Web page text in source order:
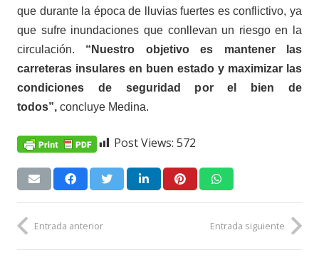
que durante la época de lluvias fuertes es conflictivo, ya
que sufre inundaciones que conllevan un riesgo en la
circulación. “Nuestro objetivo es mantener las
carreteras insulares en buen estado y maximizar las
condiciones de seguridad por el bien de
todos”, concluye Medina.
Post Views: 572
Entrada anterior Entrada siguiente